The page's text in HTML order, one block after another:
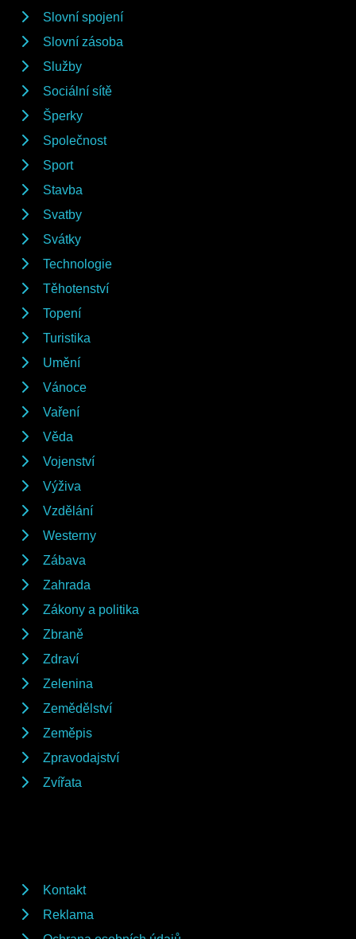
Slovní spojení
Slovní zásoba
Služby
Sociální sítě
Šperky
Společnost
Sport
Stavba
Svatby
Svátky
Technologie
Těhotenství
Topení
Turistika
Umění
Vánoce
Vaření
Věda
Vojenství
Výživa
Vzdělání
Westerny
Zábava
Zahrada
Zákony a politika
Zbraně
Zdraví
Zelenina
Zemědělství
Zeměpis
Zpravodajství
Zvířata
Kontakt
Reklama